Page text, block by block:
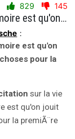
829 145
L'avantage de la mauvaise mÃ©moire est qu'on jouit plusieurs fois des mÃªmes choses pour la premiÃ¨re fois.
:
est qu'on
pour la
sur la vie
est qu'on jouit
la premiÃ¨re